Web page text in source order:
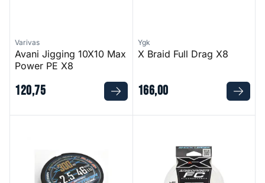
Varivas
Avani Jigging 10X10 Max
Power PE X8
120,75
Ygk
X Braid Full Drag X8
166,00